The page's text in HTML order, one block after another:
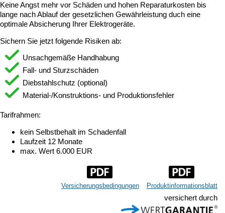
Keine Angst mehr vor Schäden und hohen Reparaturkosten bis
lange nach Ablauf der gesetzlichen Gewährleistung duch eine
optimale Absicherung Ihrer Elektrogeräte.
Sichern Sie jetzt folgende Risiken ab:
Unsachgemäße Handhabung
Fall- und Sturzschäden
Diebstahlschutz (optional)
Material-/Konstruktions- und Produktionsfehler
Tarifrahmen:
kein Selbstbehalt im Schadenfall
Laufzeit 12 Monate
max. Wert 6.000 EUR
Produktinformationsblatt
Versicherungsbedingungen
versichert durch